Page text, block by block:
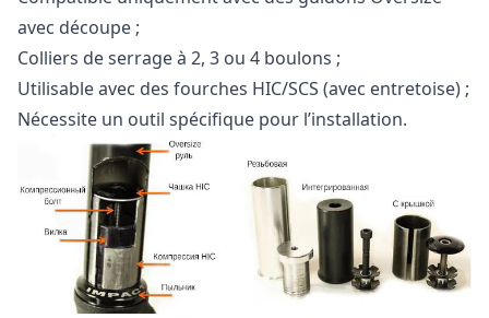
avec découpe ;
Colliers de serrage à 2, 3 ou 4 boulons ;
Utilisable avec des fourches HIC/SCS (avec entretoise) ;
Nécessite un outil spécifique pour l’installation.